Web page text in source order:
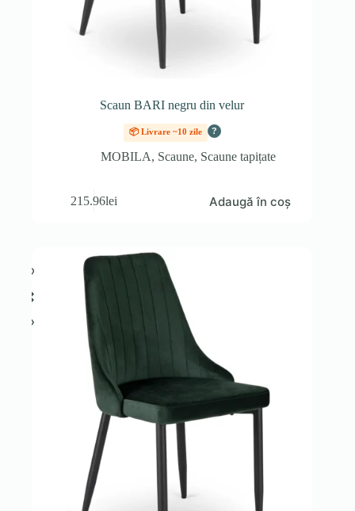
Scaun BARI negru din velur
📦 Livrare ~10 zile ?
MOBILA, Scaune, Scaune tapițate
215.96lei Adaugă în coș